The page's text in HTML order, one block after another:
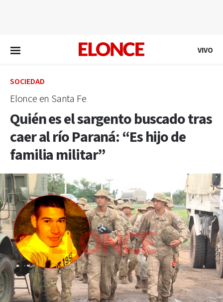
VIVO
SOCIEDAD
Elonce en Santa Fe
Quién es el sargento buscado tras
caer al río Paraná: “Es hijo de
familia militar”